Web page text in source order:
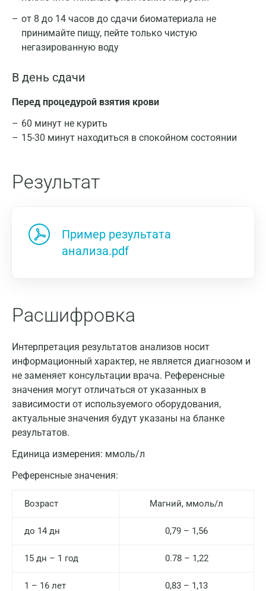
от 8 до 14 часов до сдачи биоматериала не
принимайте пищу, пейте только чистую
негазированную воду
В день сдачи
Перед процедурой взятия крови
60 минут не курить
15-30 минут находиться в спокойном состоянии
Результат
Пример результата
анализа.pdf
Расшифровка
Интерпретация результатов анализов носит
информационный характер, не является диагнозом и
не заменяет консультации врача. Референсные
значения могут отличаться от указанных в
зависимости от используемого оборудования,
актуальные значения будут указаны на бланке
результатов.
Единица измерения: ммоль/л
Референсные значения:
Возраст Магний, ммоль/л
до 14 дн 0,79 – 1,56
15 дн – 1 год 0.78 – 1,22
1 – 16 лет 0,83 – 1,13